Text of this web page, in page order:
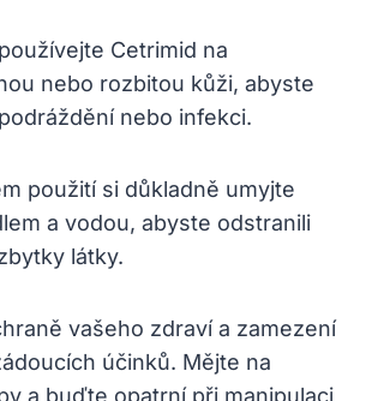
Cetrimid na
nebo rozbitou kůži, abyste
nebo infekci.
použití si důkladně umyjte
a vodou, abyste odstranili
látky.
vašeho zdraví a zamezení
účinků. Mějte na
a buďte opatrní při manipulaci